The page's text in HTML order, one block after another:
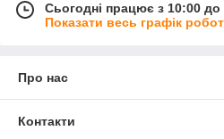
Сьогодні працює з 10:00 до
Показати весь графік
Про нас
Контакти